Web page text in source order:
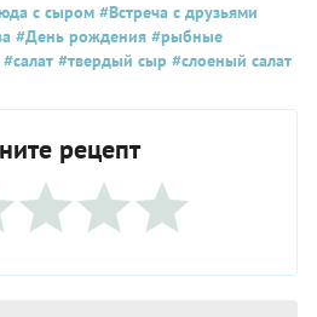
с сыром #Встреча с друзьями
#День рождения #рыбные
#салат #твердый сыр #слоеный салат
рецепт